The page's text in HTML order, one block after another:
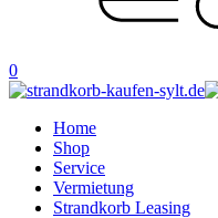
0
Home
Shop
Service
Vermietung
Strandkorb Leasing